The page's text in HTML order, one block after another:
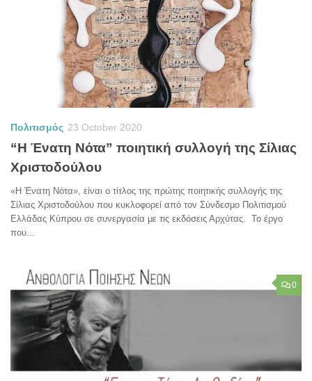
Πολιτισμός 23 October 2020
“Η Ένατη Νότα” ποιητική συλλογή της Σίλιας
Χριστοδούλου
«Η Ένατη Νότα», είναι ο τίτλος της πρώτης ποιητικής συλλογής της
Σίλιας Χριστοδούλου που κυκλοφορεί από τον Σύνδεσμο Πολιτισμού
Ελλάδας Κύπρου σε συνεργασία με τις εκδόσεις Αρχύτας. Το έργο
που...
0